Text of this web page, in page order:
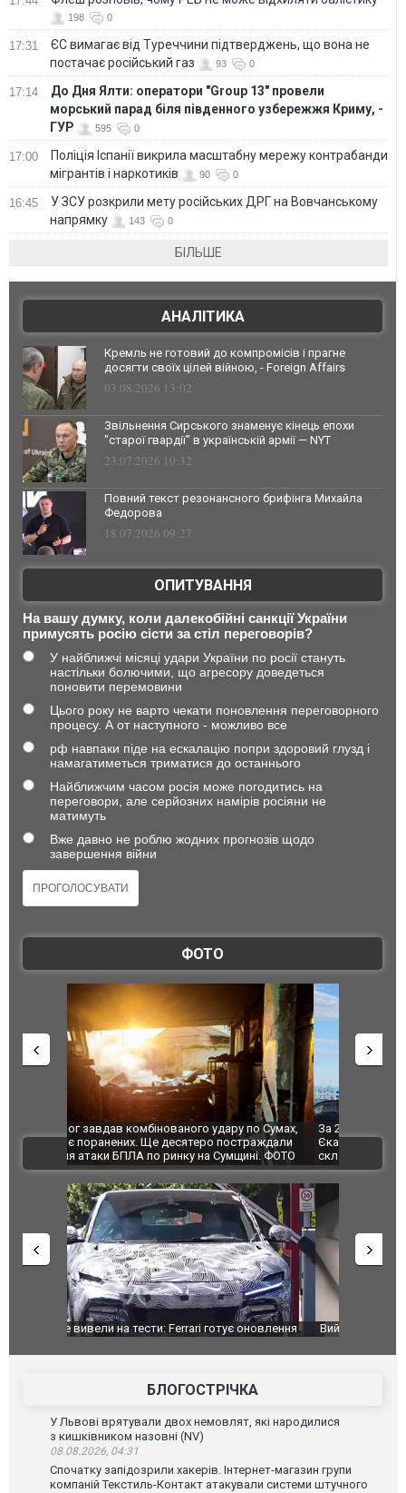
198 0
17:31
ЄС вимагає від Туреччини підтверджень, що вона не
постачає російський газ
93 0
17:14
До Дня Ялти: оператори "Group 13" провели
морський парад біля південного узбережжя Криму, -
ГУР
595 0
17:00
Поліція Іспанії викрила масштабну мережу контрабанди
мігрантів і наркотиків
90 0
16:45
У ЗСУ розкрили мету російських ДРГ на Вовчанському
напрямку
143 0
БІЛЬШЕ
АНАЛІТИКА
Кремль не готовий до компромісів і прагне
досягти своїх цілей війною, - Foreign Affairs
03.08.2026 13:02
Звільнення Сирського знаменує кінець епохи
"старої гвардії" в українській армії — NYT
23.07.2026 10:32
Повний текст резонансного брифінга Михайла
Федорова
18.07.2026 09:27
ОПИТУВАННЯ
На вашу думку, коли далекобійні санкції України
примусять росію сісти за стіл переговорів?
У найближчі місяці удари України по росії стануть
настільки болючими, що агресору доведеться
поновити перемовини
Цього року не варто чекати поновлення переговорного
процесу. А от наступного - можливо все
рф навпаки піде на ескалацію попри здоровий глузд і
намагатиметься триматися до останнього
Найближчим часом росія може погодитись на
переговори, але серйозних намірів росіяни не
матимуть
Вже давно не роблю жодних прогнозів щодо
завершення війни
ФОТО
За 2000 кілометрів від кордону з Україною: в
Єкатеринбурзі після атаки дронів загорівся
склад Wildberries. ФОТО. ВІДЕО
"Мої
ВІДЕО
Вийшов трейлер нової екранізації легендарного
БЛОГОСТРІЧКА
У Львові врятували двох немовлят, які народилися
з кишківником назовні (NV)
08.08.2026, 04:31
Спочатку запідозрили хакерів. Інтернет-магазин групи
компаній Текстиль-Контакт атакували системи штучного